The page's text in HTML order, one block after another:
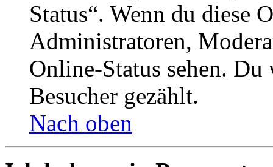
Status“. Wenn du diese
Administratoren,
Online-Status sehen.
Besucher gezählt.
Nach oben